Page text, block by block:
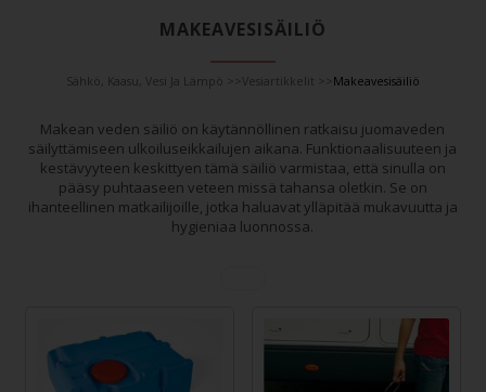
MAKEAVESISÄILIÖ
Sähkö, Kaasu, Vesi Ja Lämpö Vesiartikkelit Makeavesisäiliö
Makean veden säiliö on käytännöllinen ratkaisu juomaveden
säilyttämiseen ulkoiluseikkailujen aikana. Funktionaalisuuteen ja
kestävyyteen keskittyen tämä säiliö varmistaa, että sinulla on
pääsy puhtaaseen veteen missä tahansa oletkin. Se on
ihanteellinen matkailijoille, jotka haluavat ylläpitää mukavuutta ja
hygieniaa luonnossa.